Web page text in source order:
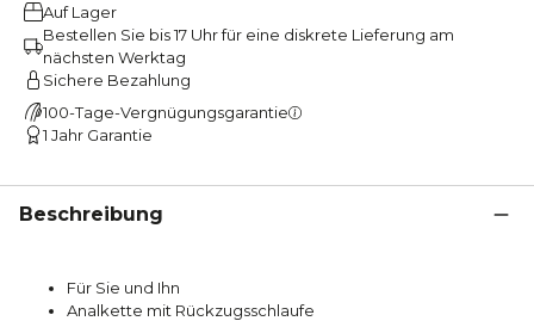
Auf Lager
Bestellen Sie bis 17 Uhr für eine diskrete Lieferung am
nächsten Werktag
Sichere Bezahlung
100-Tage-Vergnügungsgarantie
1 Jahr Garantie
Beschreibung
Für Sie und Ihn
Analkette mit Rückzugsschlaufe